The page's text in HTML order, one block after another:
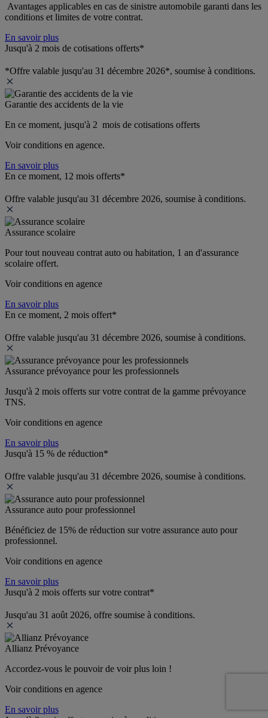
Avantages applicables en cas de sinistre automobile garanti dans les
conditions et limites de votre contrat.
En savoir plus
Jusqu'à 2 mois de cotisations offerts*
*Offre valable jusqu'au 31 décembre 2026*, soumise à conditions.
Garantie des accidents de la vie
En ce moment, jusqu'à 2  mois de cotisations offerts
Voir conditions en agence.
En savoir plus
En ce moment, 12 mois offerts*
Offre valable jusqu'au 31 décembre 2026, soumise à conditions.
Assurance scolaire
Pour tout nouveau contrat auto ou habitation, 1 an d'assurance
scolaire offert.
Voir conditions en agence
En savoir plus
En ce moment, 2 mois offert*
Offre valable jusqu'au 31 décembre 2026, soumise à conditions.
Assurance prévoyance pour les professionnels
Jusqu'à 2 mois offerts sur votre contrat de la gamme prévoyance
TNS.
Voir conditions en agence
En savoir plus
Jusqu'à 15 % de réduction*
Offre valable jusqu'au 31 décembre 2026, soumise à conditions.
Assurance auto pour professionnel
Bénéficiez de 15% de réduction sur votre assurance auto pour
professionnel.
Voir conditions en agence
En savoir plus
Jusqu'à 2 mois offerts sur votre contrat*
Jusqu'au 31 août 2026, offre soumise à conditions.
Allianz Prévoyance
Accordez-vous le pouvoir de voir plus loin !
Voir conditions en agence
En savoir plus